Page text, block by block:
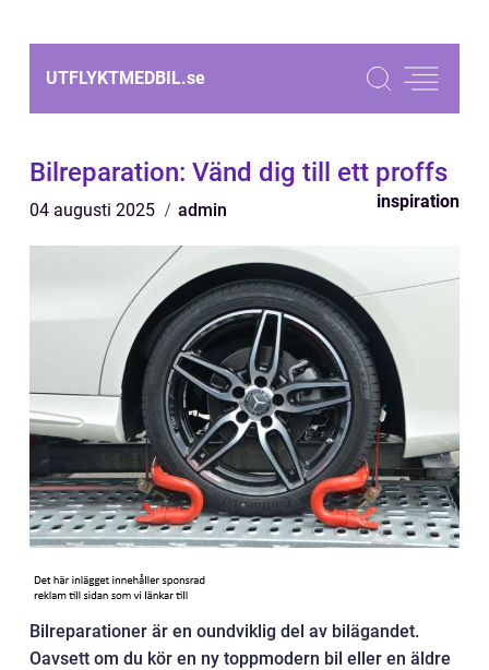
UTFLYKTMEDBIL.se
Bilreparation: Vänd dig till ett proffs
04 augusti 2025 admin inspiration
Bilreparationer är en oundviklig del av bilägandet.
Oavsett om du kör en ny toppmodern bil eller en äldre